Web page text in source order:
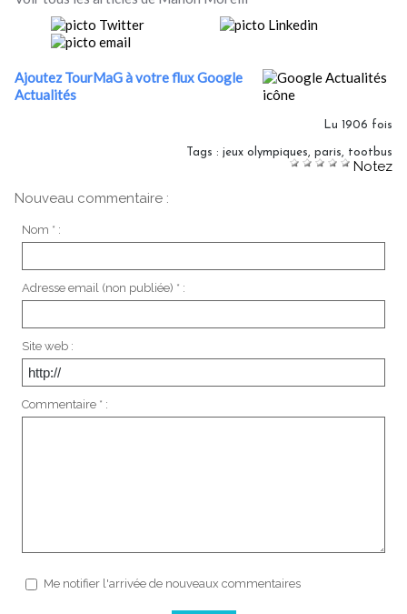
Ajoutez TourMaG à votre flux Google
Actualités
Lu 1906 fois
Tags : jeux olympiques paris tootbus
Notez
Nouveau commentaire :
Nom * :
Adresse email (non publiée) * :
Site web :
Commentaire * :
Me notifier l'arrivée de nouveaux commentaires